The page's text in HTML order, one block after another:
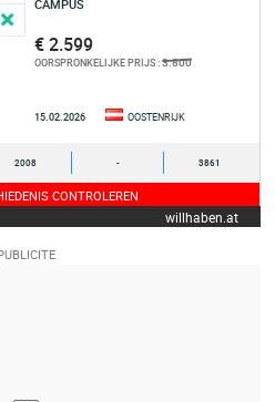
CAMPUS
€ 2.599
OORSPRONKELIJKE PRIJS :3.800
15.02.2026 OOSTENRIJK
2008 - 3861
CONTROLEREN
willhaben.at